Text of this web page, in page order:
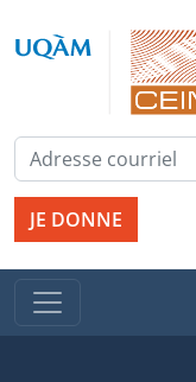
JE DONNE